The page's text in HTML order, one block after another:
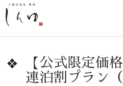
【公式限定価
連泊割プラン